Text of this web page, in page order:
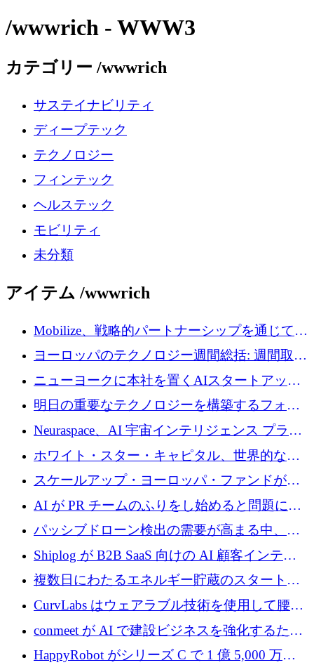
/wwwrich - WWW3
カテゴリー /wwwrich
サステイナビリティ
ディープテック
テクノロジー
フィンテック
ヘルステック
モビリティ
未分類
アイテム /wwwrich
Mobilize、戦略的パートナーシップを通じて通
信ソフトウェア会社を拡大するための投資部
ヨーロッパのテクノロジー週間総括: 週間取引
額 8 億 7,800 万ユーロと 2026 年上半期の主要
ニューヨークに本社を置くAIスタートアップ
Modal Labsがロンドンオフィスを開設
明日の重要なテクノロジーを構築するフォト
ニクスのスケールアップに対応する
Neuraspace、AI 宇宙インテリジェンス プラッ
トフォームの拡大に 1,560 万ユーロを投資
ホワイト・スター・キャピタル、世界的なス
タートアップをシリーズAからBまで支援する
ために2億5,000万ドルのファンドIVを閉鎖
スケールアップ・ヨーロッパ・ファンドが初
の投資を行い、Iceeyeの10億ユーロのラウンド
を共同主導
AI が PR チームのふりをし始めると問題にな
ります
パッシブドローン検出の需要が高まる中、
Monava が資金調達ラウンドを終了
Shiplog が B2B SaaS 向けの AI 顧客インテリ
ジェンスを構築するために 100 万ドルを調達
複数日にわたるエネルギー貯蔵のスタートア
ップ、Ore Energy が新たな投資ラウンドで
4,300 万ドルを獲得
CurvLabs はウェアラブル技術を使用して腰痛
治療をどのように再考しているか
conmeet が AI で建設ビジネスを強化するため
に 600 万ユーロを調達
HappyRobot がシリーズ C で 1 億 5,000 万ド